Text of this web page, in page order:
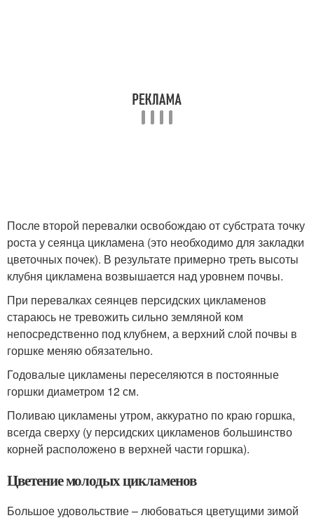
После второй перевалки освобождаю от субстрата точку
роста у сеянца цикламена (это необходимо для закладки
цветочных почек). В результате примерно треть высоты
клубня цикламена возвышается над уровнем почвы.
При перевалках сеянцев персидских цикламенов
стараюсь не тревожить сильно земляной ком
непосредственно под клубнем, а верхний слой почвы в
горшке меняю обязательно.
Годовалые цикламены переселяются в постоянные
горшки диаметром 12 см.
Поливаю цикламены утром, аккуратно по краю горшка,
всегда сверху (у персидских цикламенов большинство
корней расположено в верхней части горшка).
Цветение молодых цикламенов
Большое удовольствие – любоваться цветущими зимой